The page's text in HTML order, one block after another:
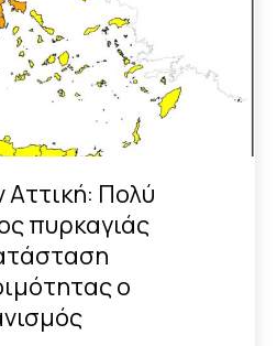
Αττική: Πολύ
πυρκαγιάς
ο